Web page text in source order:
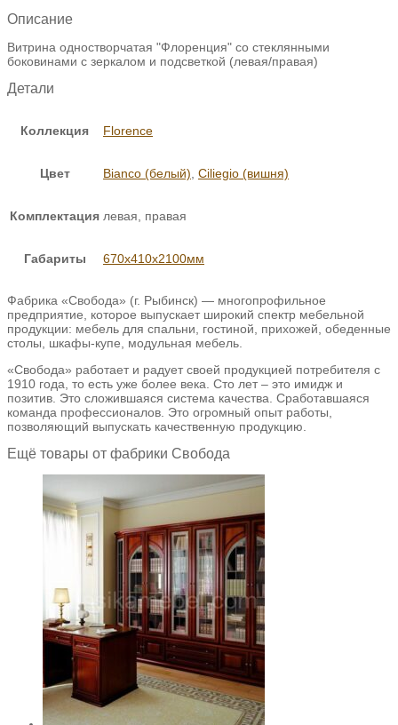
Описание
Витрина одностворчатая "Флоренция" со стеклянными
боковинами с зеркалом и подсветкой (левая/правая)
Детали
Коллекция Florence
Цвет Bianco (белый) Ciliegio (вишня)
Комплектация левая, правая
Габариты 670х410х2100мм
Фабрика «Свобода» (г. Рыбинск) — многопрофильное
предприятие, которое выпускает широкий спектр мебельной
продукции: мебель для спальни, гостиной, прихожей, обеденные
столы, шкафы-купе, модульная мебель.
«Свобода» работает и радует своей продукцией потребителя с
1910 года, то есть уже более века. Сто лет – это имидж и
позитив. Это сложившаяся система качества. Сработавшаяся
команда профессионалов. Это огромный опыт работы,
позволяющий выпускать качественную продукцию.
Ещё товары от фабрики Свобода